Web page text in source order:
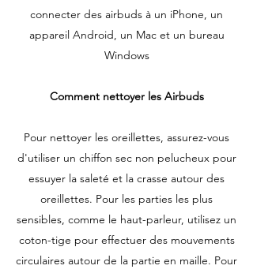
connecter des airbuds à un iPhone, un
appareil Android, un Mac et un bureau
Windows
Comment nettoyer les Airbuds
Pour nettoyer les oreillettes, assurez-vous
d'utiliser un chiffon sec non pelucheux pour
essuyer la saleté et la crasse autour des
oreillettes. Pour les parties les plus
sensibles, comme le haut-parleur, utilisez un
coton-tige pour effectuer des mouvements
circulaires autour de la partie en maille. Pour